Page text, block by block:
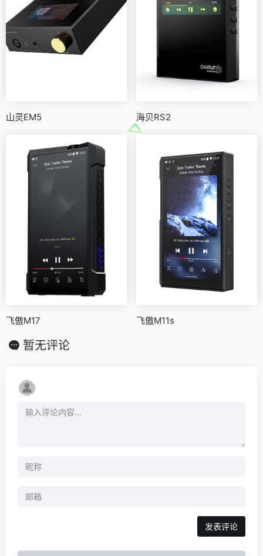
山灵EM5 海贝RS2
飞傲M17 飞傲M11s
暂无评论
发表评论